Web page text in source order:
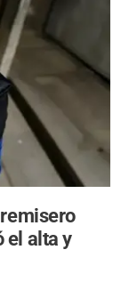
el alta y